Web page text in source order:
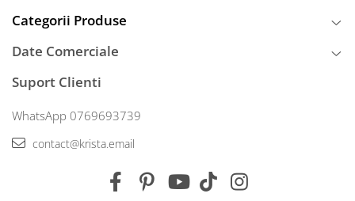
Categorii Produse
Date Comerciale
Suport Clienti
WhatsApp 0769693739
contact@krista.email